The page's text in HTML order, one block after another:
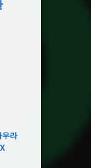
우라